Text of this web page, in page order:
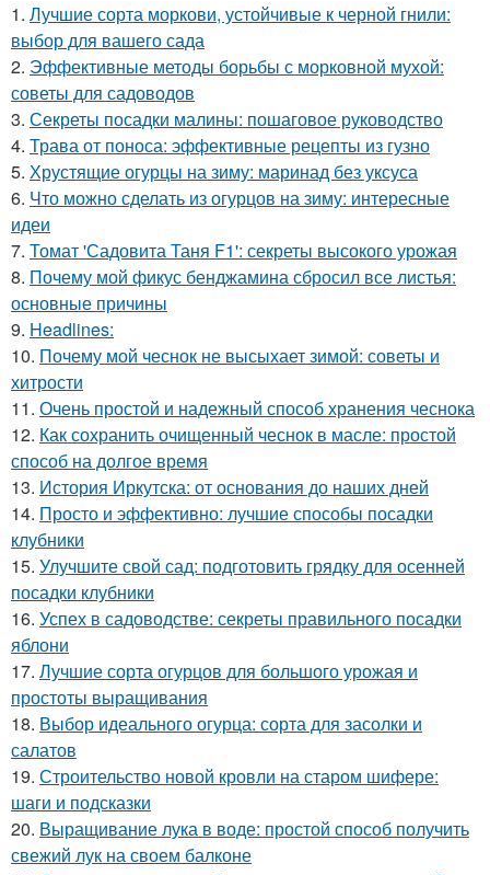
1. Лучшие сорта моркови, устойчивые к черной гнили:
выбор для вашего сада
2. Эффективные методы борьбы с морковной мухой:
советы для садоводов
3. Секреты посадки малины: пошаговое руководство
4. Трава от поноса: эффективные рецепты из гузно
5. Хрустящие огурцы на зиму: маринад без уксуса
6. Что можно сделать из огурцов на зиму: интересные
идеи
7. Томат 'Садовита Таня F1': секреты высокого урожая
8. Почему мой фикус бенджамина сбросил все листья:
основные причины
9. Headlines:
10. Почему мой чеснок не высыхает зимой: советы и
хитрости
11. Очень простой и надежный способ хранения чеснока
12. Как сохранить очищенный чеснок в масле: простой
способ на долгое время
13. История Иркутска: от основания до наших дней
14. Просто и эффективно: лучшие способы посадки
клубники
15. Улучшите свой сад: подготовить грядку для осенней
посадки клубники
16. Успех в садоводстве: секреты правильного посадки
яблони
17. Лучшие сорта огурцов для большого урожая и
простоты выращивания
18. Выбор идеального огурца: сорта для засолки и
салатов
19. Строительство новой кровли на старом шифере:
шаги и подсказки
20. Выращивание лука в воде: простой способ получить
свежий лук на своем балконе